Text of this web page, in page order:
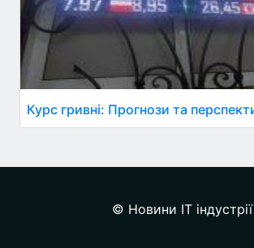
Курс гривні: Прогнози та
© Новини IT індустрії